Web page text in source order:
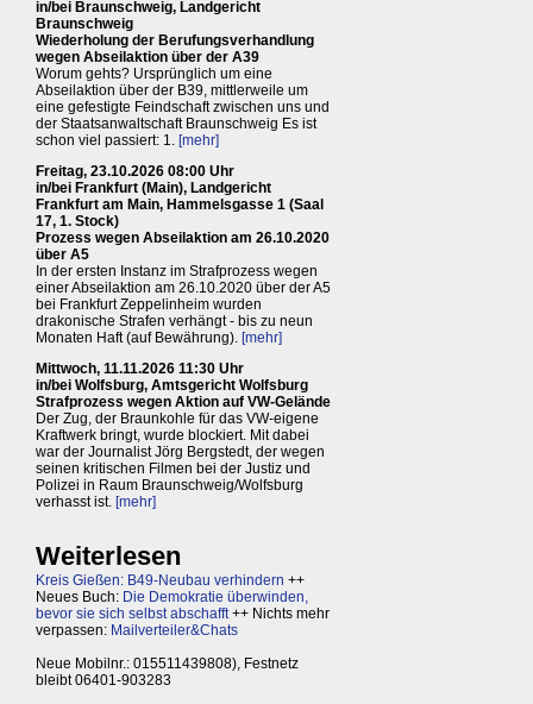
in/bei Braunschweig, Landgericht
Braunschweig
Wiederholung der Berufungsverhandlung
wegen Abseilaktion über der A39
Worum gehts? Ursprünglich um eine
Abseilaktion über der B39, mittlerweile um
eine gefestigte Feindschaft zwischen uns und
der Staatsanwaltschaft Braunschweig Es ist
schon viel passiert: 1. [mehr]
Freitag, 23.10.2026 08:00 Uhr
in/bei Frankfurt (Main), Landgericht
Frankfurt am Main, Hammelsgasse 1 (Saal
17, 1. Stock)
Prozess wegen Abseilaktion am 26.10.2020
über A5
In der ersten Instanz im Strafprozess wegen
einer Abseilaktion am 26.10.2020 über der A5
bei Frankfurt Zeppelinheim wurden
drakonische Strafen verhängt - bis zu neun
Monaten Haft (auf Bewährung). [mehr]
Mittwoch, 11.11.2026 11:30 Uhr
in/bei Wolfsburg, Amtsgericht Wolfsburg
Strafprozess wegen Aktion auf VW-Gelände
Der Zug, der Braunkohle für das VW-eigene
Kraftwerk bringt, wurde blockiert. Mit dabei
war der Journalist Jörg Bergstedt, der wegen
seinen kritischen Filmen bei der Justiz und
Polizei in Raum Braunschweig/Wolfsburg
verhasst ist. [mehr]
Weiterlesen
Kreis Gießen: B49-Neubau verhindern ++
Neues Buch: Die Demokratie überwinden,
bevor sie sich selbst abschafft++ Nichts mehr
verpassen: Mailverteiler&Chats
Neue Mobilnr.: 015511439808), Festnetz
bleibt 06401-903283